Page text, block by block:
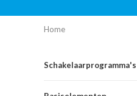
Home
Schakelaarprogramma's